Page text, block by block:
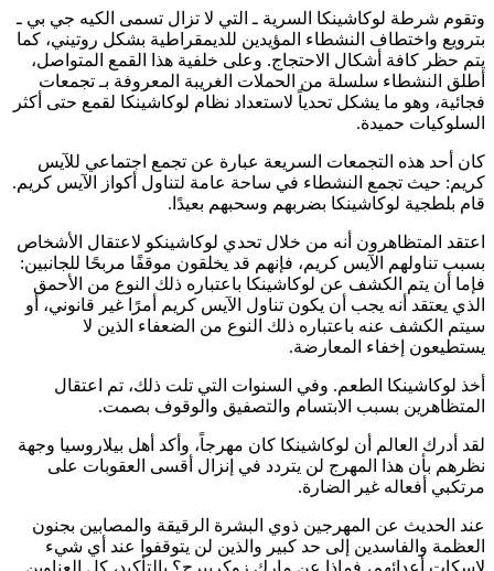
وتقوم شرطة لوكاشينكا السرية ـ التي لا تزال تسمى الكيه جي بي ـ
بترويع واختطاف النشطاء المؤيدين للديمقراطية بشكل روتيني، كما
يتم حظر كافة أشكال الاحتجاج. وعلى خلفية هذا القمع المتواصل،
أطلق النشطاء سلسلة من الحملات الغريبة المعروفة بـ تجمعات
فجائية، وهو ما يشكل تحدياً لاستعداد نظام لوكاشينكا لقمع حتى أكثر
السلوكيات حميدة.
كان أحد هذه التجمعات السريعة عبارة عن تجمع اجتماعي للآيس
كريم: حيث تجمع النشطاء في ساحة عامة لتناول أكواز الآيس كريم.
قام بلطجية لوكاشينكا بضربهم وسحبهم بعيدًا.
اعتقد المتظاهرون أنه من خلال تحدي لوكاشينكو لاعتقال الأشخاص
بسبب تناولهم الآيس كريم، فإنهم قد يخلقون موقفًا مربحًا للجانبين:
فإما أن يتم الكشف عن لوكاشينكا باعتباره ذلك النوع من الأحمق
الذي يعتقد أنه يجب أن يكون تناول الآيس كريم أمرًا غير قانوني، أو
سيتم الكشف عنه باعتباره ذلك النوع من الضعفاء الذين لا
يستطيعون إخفاء المعارضة.
أخذ لوكاشينكا الطعم. وفي السنوات التي تلت ذلك، تم اعتقال
المتظاهرين بسبب الابتسام والتصفيق والوقوف بصمت.
لقد أدرك العالم أن لوكاشينكا كان مهرجاً، وأكد أهل بيلاروسيا وجهة
نظرهم بأن هذا المهرج لن يتردد في إنزال أقسى العقوبات على
مرتكبي أفعاله غير الضارة.
عند الحديث عن المهرجين ذوي البشرة الرقيقة والمصابين بجنون
العظمة والفاسدين إلى حد كبير والذين لن يتوقفوا عند أي شيء
لإسكات أعدائهم، فماذا عن مارك زوكربيرج؟ بالتأكيد، كل العناوين